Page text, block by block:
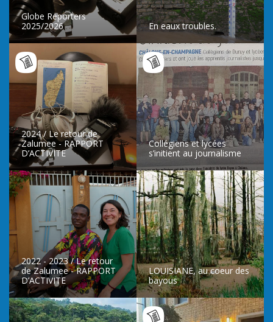
Globe Reporters
2025/2026
LIRE L’ARTICLE
En eaux troubles.
LIRE L’ARTICLE
2024 / Le retour de
Zalumee - RAPPORT
D’ACTIVITE
LIRE L’ARTICLE
Collégiens et lycées
s’initient au journalisme
LIRE L’ARTICLE
2022 - 2023 / Le retour
de Zalumee - RAPPORT
D’ACTIVITE
LIRE L’ARTICLE
LOUISIANE, au coeur des
bayous
LIRE L’ARTICLE